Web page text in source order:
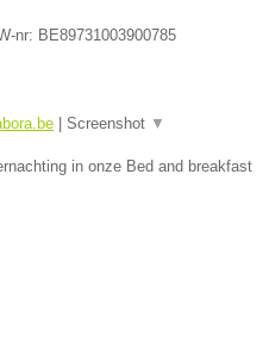
nr: BE89731003900785
Screenshot ▼
in onze Bed and breakfast